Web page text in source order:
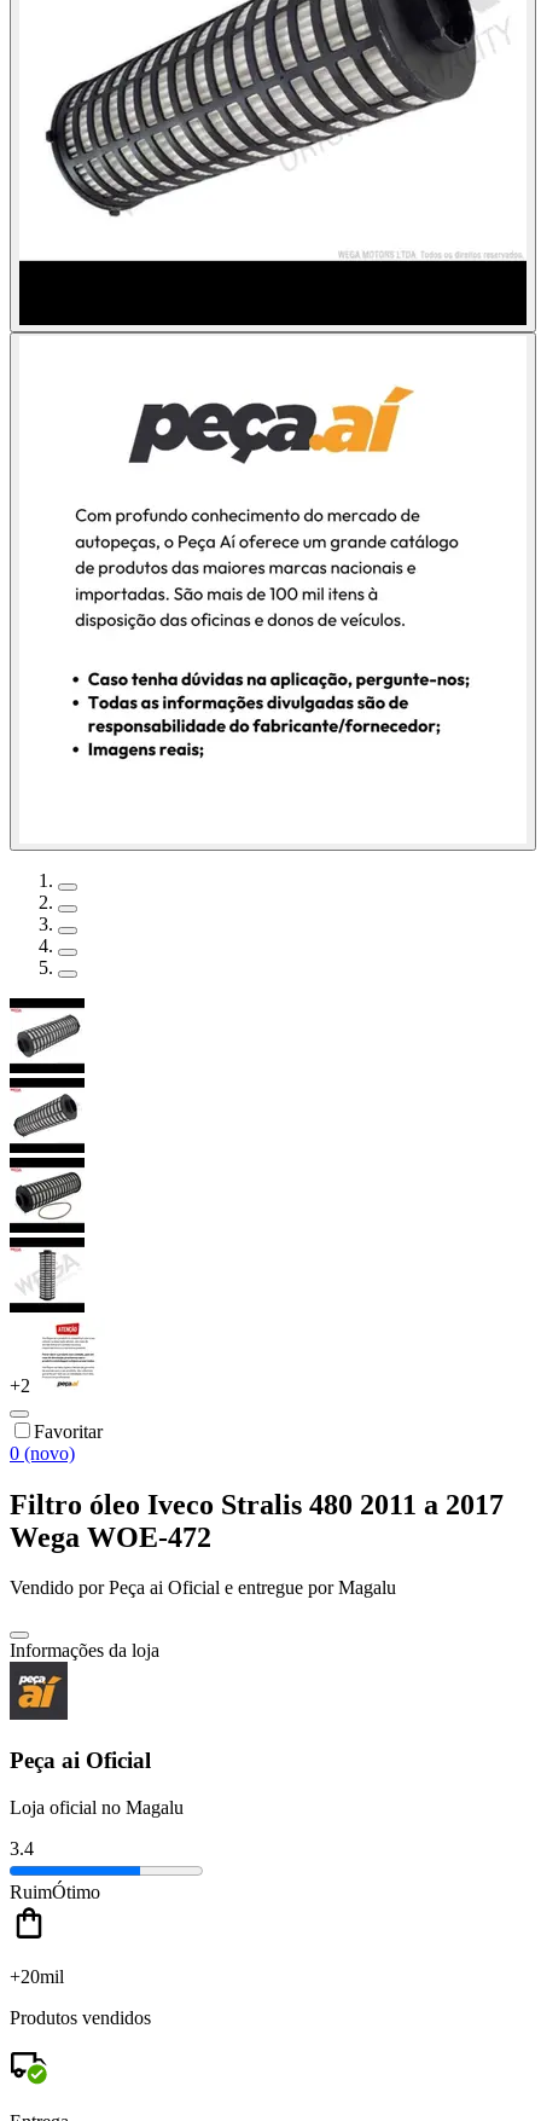
+2
Favoritar
0 (novo)
Filtro óleo Iveco Stralis 480 2011 a 2017
Wega WOE-472
Vendido porPeça ai Oficial e entregue por Magalu
Informações da loja
Peça ai Oficial
Loja oficial no Magalu
3.4
RuimÓtimo
+20mil
Produtos vendidos